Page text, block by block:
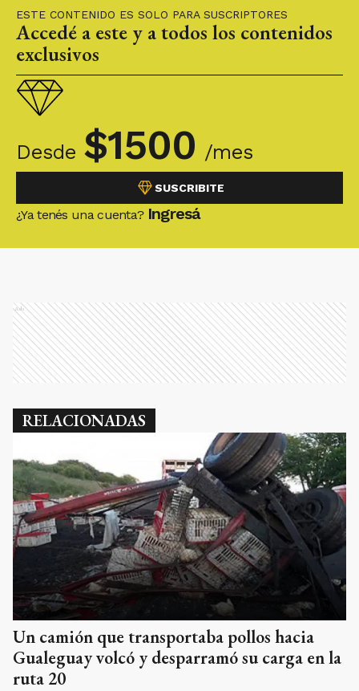
ESTE CONTENIDO ES SOLO PARA SUSCRIPTORES
Accedé a este y a todos los contenidos
exclusivos
Desde $1500 /mes
SUSCRIBITE
¿Ya tenés una cuenta? Ingresá
Ads
RELACIONADAS
Un camión que transportaba pollos hacia
Gualeguay volcó y desparramó su carga en la
ruta 20